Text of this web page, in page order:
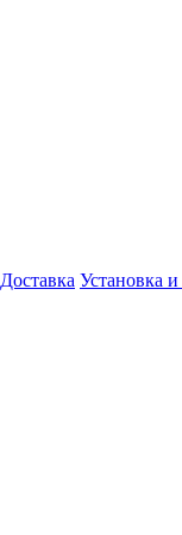
Доставка Установка